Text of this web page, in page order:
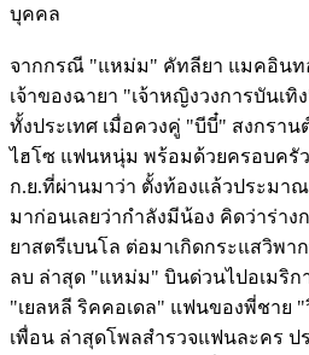
บุคคล
จากกรณี "แหม่ม" คัทลียา แมคอินท
เจ้าของฉายา "เจ้าหญิงวงการบันเ
ทั้งประเทศ เมื่อควงคู่ "บีบี๋" สงกราน
ไฮโซ แฟนหนุ่ม พร้อมด้วยครอบครั
ก.ย.ที่ผ่านมาว่า ตั้งท้องแล้วประมาณ
มาก่อนเลยว่ากำลังมีน้อง คิดว่าร่าง
ยาสตรีเบนโล ต่อมาเกิดกระแสวิพา
ลบ ล่าสุด "แหม่ม" บินด่วนไปอเมริก
"เยลหลี ริคคอเดล" แฟนของพี่ชาย "
เพื่อน ล่าสุดโพลสำรวจแฟนละคร ป